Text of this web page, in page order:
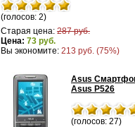
(голосов: 2)
Старая цена: 287 руб.
Цена: 73 руб.
Вы экономите: 213 руб. (75%)
Asus
Asus P526
(голосов: 27)